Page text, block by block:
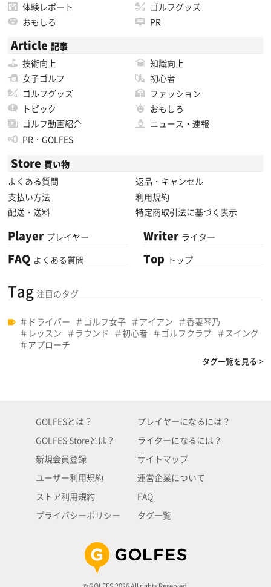
体験レポート
ゴルフグッズ
おもしろ
PR
Article 記事
技術向上
知識向上
女子ゴルフ
初心者
ゴルフグッズ
ファッション
トピック
おもしろ
ゴルフ動画紹介
ニュース・速報
PR・GOLFES
Store 買い物
よくある質問
返品・キャンセル
支払い方法
利用規約
配送・送料
特定商取引法に基づく表示
Player プレイヤー
FAQ よくある質問
Writer ライター
Top トップ
Tag 注目のタグ
ドライバー ゴルフ女子 アイアン
香妻琴乃
レッスン
ラウンド 初心者 ゴルフクラブ
スイング
アプローチ
タグ一覧を見る >
GOLFESとは？
GOLFES Storeとは？
新規会員登録
ユーザー利用規約
ストア利用規約
プライバシーポリシー
プレイヤーになるには？
ライターになるには？
サイトマップ
運営企業について
FAQ
タグ一覧